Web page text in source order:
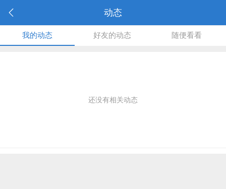
动态
我的动态 好友的动态 随便看看
还没有相关动态